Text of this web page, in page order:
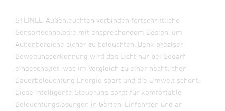
STEINEL-Außenleuchten verbinden fortschrittliche
Sensortechnologie mit ansprechendem Design, um
Außenbereiche sicher zu beleuchten. Dank präziser
Bewegungserkennung wird das Licht nur bei Bedarf
eingeschaltet, was im Vergleich zu einer nächtlichen
Dauerbeleuchtung Energie spart und die Umwelt schont.
Diese intelligente Steuerung sorgt für komfortable
Beleuchtungslösungen in Gärten, Einfahrten und an